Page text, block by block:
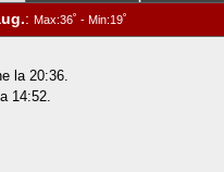
:Max:36˚ - Min:19˚
la 20:36.
14:52.